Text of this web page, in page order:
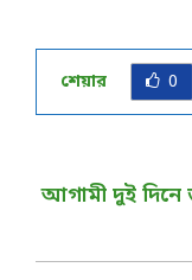
শেয়ার 0
আগামী দুই